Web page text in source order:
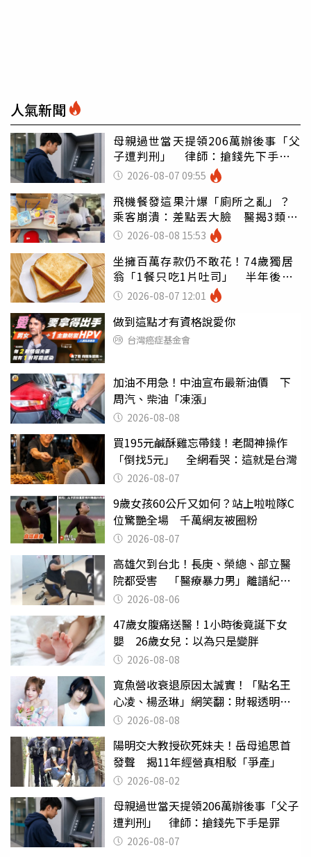
人氣新聞
母親過世當天提領206萬辦後事「父
子遭判刑」 律師：搶錢先下手是
罪 2026-08-07 09:55
飛機餐發這果汁爆「廁所之亂」？
乘客崩潰：差點丟大臉 醫揭3類人
別亂喝
2026-08-08 15:53
坐擁百萬存款仍不敢花！74歲獨居
翁「1餐只吃1片吐司」 半年後暴
瘦嚇壞女兒
2026-08-07 12:01
做到這點才有資格說愛你
台灣癌症基金會
加油不用急！中油宣布最新油價 下
周汽、柴油「凍漲」
2026-08-08
買195元鹹酥雞忘帶錢！老闆神操作
「倒找5元」 全網看哭：這就是台灣
2026-08-07
9歲女孩60公斤又如何？站上啦啦隊C
位驚艷全場 千萬網友被圈粉
2026-08-07
高雄欠到台北！長庚、榮總、部立醫
院都受害 「醫療暴力男」離譜紀錄
曝光2026-08-06
47歲女腹痛送醫！1小時後竟誕下女
嬰 26歲女兒：以為只是變胖
2026-08-08
寬魚營收衰退原因太誠實！「點名王
心凌、楊丞琳」網笑翻：財報透明度
滿分2026-08-08
陽明交大教授砍死妹夫！岳母追思首
發聲 揭11年經營真相駁「爭產」
2026-08-02
母親過世當天提領206萬辦後事「父子
遭判刑」 律師：搶錢先下手是罪
2026-08-07